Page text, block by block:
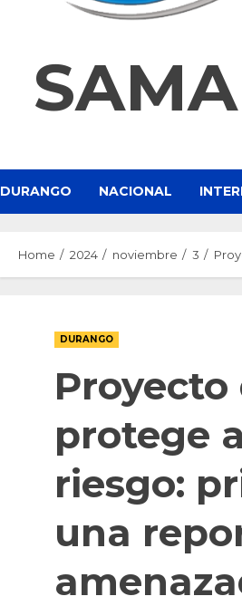
DURANGO NACIONAL
Home 2024 noviembre 3
DURANGO
Proyecto
protege
riesgo:
una